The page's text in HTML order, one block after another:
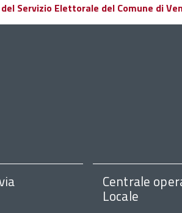
Servizio Elettorale del Comune di
Centrale
Locale